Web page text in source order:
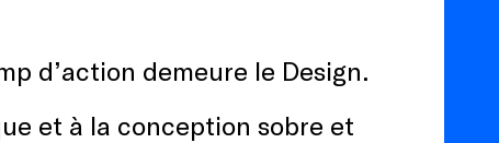
d’action demeure le Design.
et à la conception sobre et